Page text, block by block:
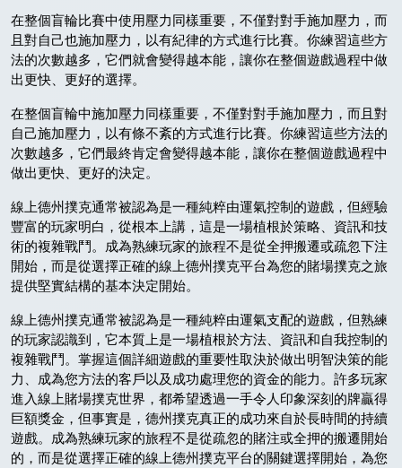
在整個盲輪比賽中使用壓力同樣重要，不僅對對手施加壓力，而
且對自己也施加壓力，以有紀律的方式進行比賽。你練習這些方
法的次數越多，它們就會變得越本能，讓你在整個遊戲過程中做
出更快、更好的選擇。
在整個盲輪中施加壓力同樣重要，不僅對對手施加壓力，而且對
自己施加壓力，以有條不紊的方式進行比賽。你練習這些方法的
次數越多，它們最終肯定會變得越本能，讓你在整個遊戲過程中
做出更快、更好的決定。
線上德州撲克通常被認為是一種純粹由運氣控制的遊戲，但經驗
豐富的玩家明白，從根本上講，這是一場植根於策略、資訊和技
術的複雜戰鬥。成為熟練玩家的旅程不是從全押搬遷或疏忽下注
開始，而是從選擇正確的線上德州撲克平台為您的賭場撲克之旅
提供堅實結構的基本決定開始。
線上德州撲克通常被認為是一種純粹由運氣支配的遊戲，但熟練
的玩家認識到，它本質上是一場植根於方法、資訊和自我控制的
複雜戰鬥。掌握這個詳細遊戲的重要性取決於做出明智決策的能
力、成為您方法的客戶以及成功處理您的資金的能力。許多玩家
進入線上賭場撲克世界，都希望透過一手令人印象深刻的牌贏得
巨額獎金，但事實是，德州撲克真正的成功來自於長時間的持續
遊戲。成為熟練玩家的旅程不是從疏忽的賭注或全押的搬遷開始
的，而是從選擇正確的線上德州撲克平台的關鍵選擇開始，為您